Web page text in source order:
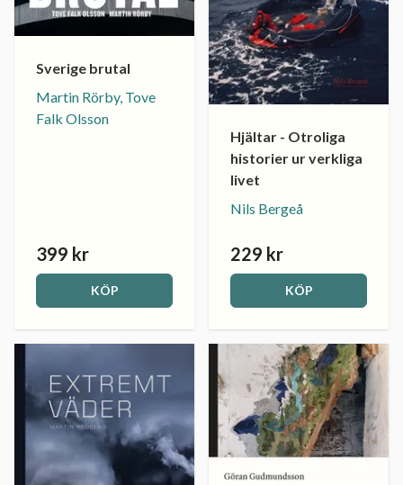
Sverige brutal
Martin Rörby, Tove
Falk Olsson
399 kr
KÖP
Hjältar - Otroliga
historier ur verkliga
livet
Nils Bergeå
229 kr
KÖP